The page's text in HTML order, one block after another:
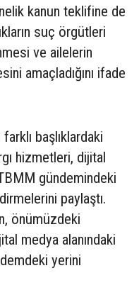
kanun teklifine de
suç örgütleri
ve ailelerin
amaçladığını ifade
başlıklardaki
hizmetleri, dijital
gündemindeki
paylaştı.
önümüzdeki
medya alanındaki
yerini